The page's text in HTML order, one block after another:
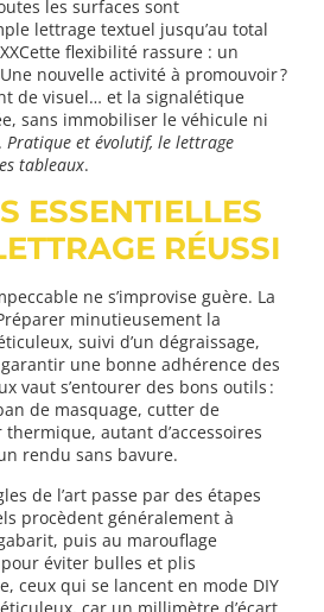
les surfaces sont
lettrage textuel jusqu’au total
flexibilité rassure : un
nouvelle activité à promouvoir ?
de visuel… et la signalétique
sans immobiliser le véhicule ni
Pratique et évolutif, le lettrage
tableaux.
ESSENTIELLES
RÉUSSI
ne s’improvise guère. La
minutieusement la
suivi d’un dégraissage,
une bonne adhérence des
vaut s’entourer des bons outils :
de masquage, cutter de
autant d’accessoires
rendu sans bavure.
de l’art passe par des étapes
procèdent généralement à
puis au marouflage
éviter bulles et plis
ceux qui se lancent en mode DIY